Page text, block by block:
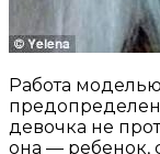
Работа
девочка не
она — ребенок,